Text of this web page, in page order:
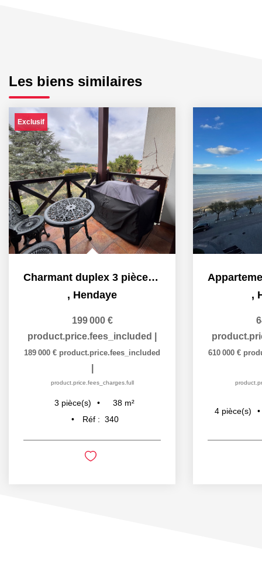
Les biens similaires
Exclusif
Charmant duplex 3 pièces avec terrasse et parking
, Hendaye
199 000 €
product.price.fees_included
189 000 € product.price.fees_included
product.price.fees_charges.full
3 pièce(s) 38 m²
Réf : 340
,
610 000 €
4 pièce(s)